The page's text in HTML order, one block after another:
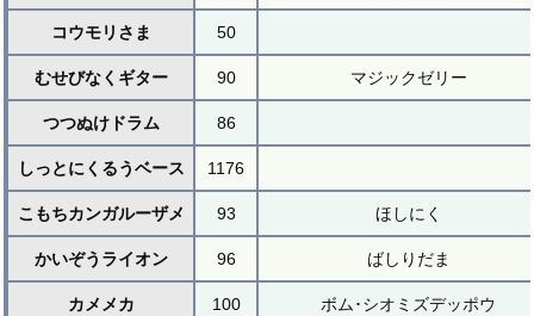
コウモリさま 50
むせびなくギター 90 マジックゼリー
つつぬけドラム 86
しっとにくるうベース 1176
こもちカンガルーザメ 93 ほしにく
かいぞうライオン 96 ばしりだま
カメメカ 100 ボム･シオミズデッポウ